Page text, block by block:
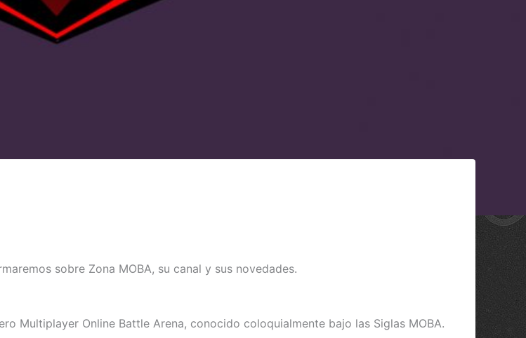
sobre Zona MOBA, su canal y sus novedades.
Multiplayer Online Battle Arena, conocido coloquialmente bajo las Siglas MOBA.